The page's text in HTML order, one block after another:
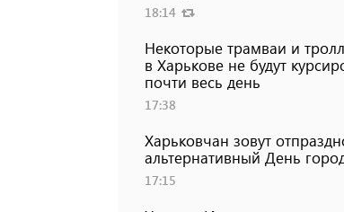
18:14
Некоторые трамваи и
в Харькове не будут
почти весь день
17:38
Харьковчан зовут
альтернативный День
17:15